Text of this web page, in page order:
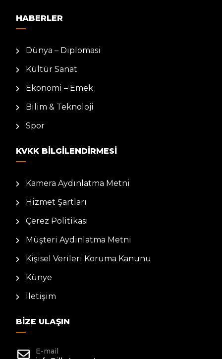
HABERLER
Dünya – Diplomasi
Kültür Sanat
Ekonomi – Emek
Bilim & Teknoloji
Spor
KVKK BILGILENDIRMESI
Kamera Aydınlatma Metni
Hizmet Şartları
Çerez Politikası
Müşteri Aydınlatma Metni
Kişisel Verileri Koruma Kanunu
Künye
İletişim
BIZE ULAŞIN
E-mail